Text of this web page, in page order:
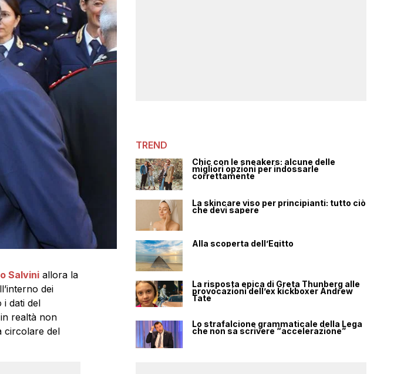
Salviniallora la
dei
i dati del
realtà non
circolare del
TREND
Chic con le sneakers: alcune delle
migliori opzioni per indossarle
correttamente
La skincare viso per principianti: tutto ciò
che devi sapere
Alla scoperta dell’Egitto
La risposta epica di Greta Thunberg alle
provocazioni dell’ex kickboxer Andrew
Tate
Lo strafalcione grammaticale della Lega
che non sa scrivere “accelerazione”